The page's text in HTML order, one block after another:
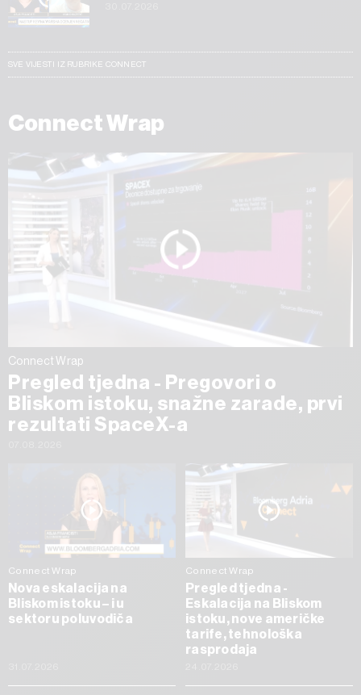
SVE VIJESTI IZ RUBRIKE CONNECT
Connect Wrap
Connect Wrap
Pregled tjedna - Pregovori o
Bliskom istoku, snažne zarade, prvi
rezultati SpaceX-a
Connect Wrap
Nova eskalacija na
Bliskom istoku – i u
sektoru poluvodiča
Connect Wrap
Pregled tjedna -
Eskalacija na Bliskom
istoku, nove američke
tarife, tehnološka
rasprodaja